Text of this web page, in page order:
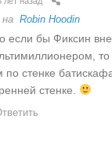
Robin Hoodin
если бы Фиксин
то
стенке
стенке.